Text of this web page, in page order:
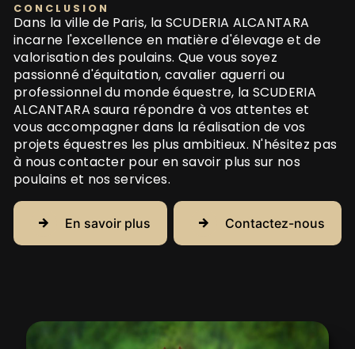
CONCLUSION
Dans la ville de Paris, la SCUDERIA ALCANTARA
incarne l'excellence en matière d'élevage et de
valorisation des poulains. Que vous soyez
passionné d'équitation, cavalier aguerri ou
professionnel du monde équestre, la SCUDERIA
ALCANTARA saura répondre à vos attentes et
vous accompagner dans la réalisation de vos
projets équestres les plus ambitieux. N'hésitez pas
à nous contacter pour en savoir plus sur nos
poulains et nos services.
En savoir plus Contactez-nous